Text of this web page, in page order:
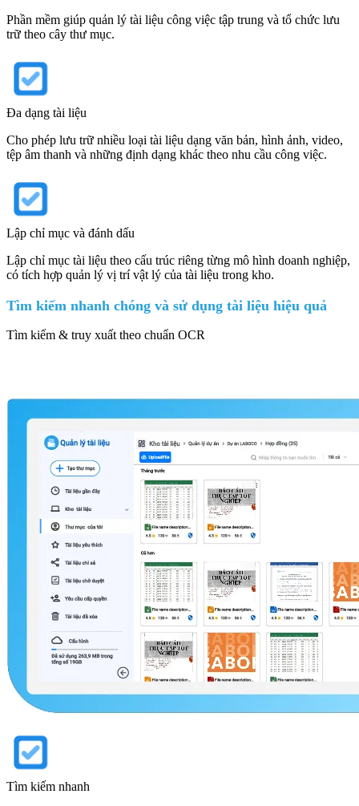
Phần mềm giúp quản lý tài liệu công việc tập trung và tổ chức lưu
trữ theo cây thư mục.
Đa dạng tài liệu
Cho phép lưu trữ nhiều loại tài liệu dạng văn bản, hình ảnh, video,
tệp âm thanh và những định dạng khác theo nhu cầu công việc.
Lập chỉ mục và đánh dấu
Lập chỉ mục tài liệu theo cấu trúc riêng từng mô hình doanh nghiệp,
có tích hợp quản lý vị trí vật lý của tài liệu trong kho.
Tìm kiếm nhanh chóng và sử dụng tài liệu hiệu quả
Tìm kiếm & truy xuất theo chuẩn OCR
Tìm kiếm nhanh